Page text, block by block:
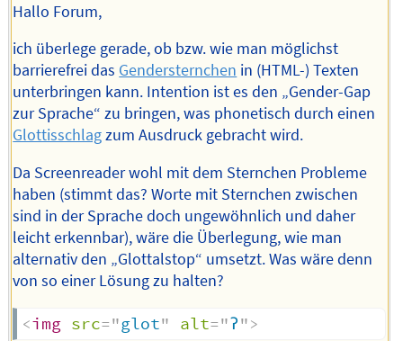
Hallo Forum,
ich überlege gerade, ob bzw. wie man möglichst
barrierefrei das Gendersternchen in (HTML-) Texten
unterbringen kann. Intention ist es den „Gender-Gap
zur Sprache“ zu bringen, was phonetisch durch einen
Glottisschlagzum Ausdruck gebracht wird.
Da Screenreader wohl mit dem Sternchen Probleme
haben (stimmt das? Worte mit Sternchen zwischen
sind in der Sprache doch ungewöhnlich und daher
leicht erkennbar), wäre die Überlegung, wie man
alternativ den „Glottalstop“ umsetzt. Was wäre denn
von so einer Lösung zu halten?
<img src="glot" alt="ʔ">